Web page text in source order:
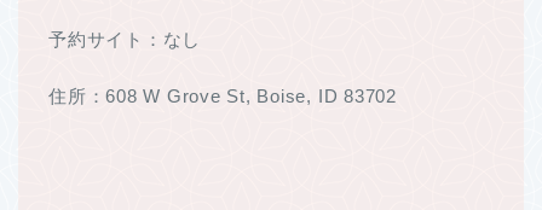
予約サイト：なし
住所：608 W Grove St, Boise, ID 83702